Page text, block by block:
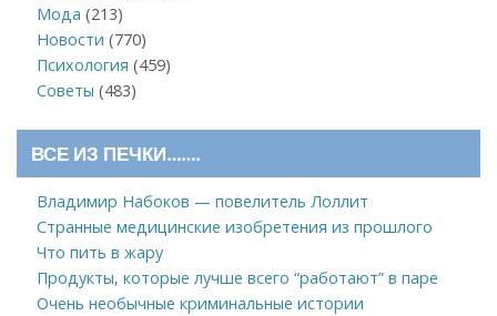
Мода (213)
Новости (770)
Психология (459)
Советы (483)
ВСЕ ИЗ ПЕЧКИ…….
Владимир Набоков — повелитель Лоллит
Странные медицинские изобретения из прошлого
Что пить в жару
Продукты, которые лучше всего “работают” в паре
Очень необычные криминальные истории